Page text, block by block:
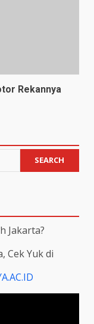
Rekannya
SEARCH
Jakarta?
Cek Yuk di